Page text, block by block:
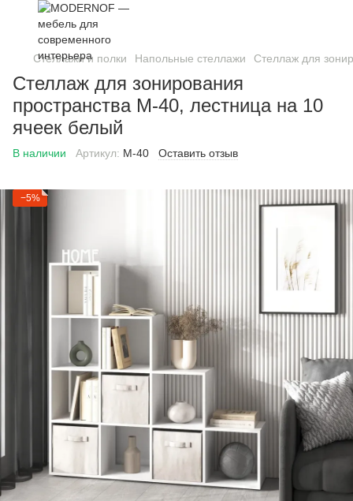
Стеллажи и полки Напольные стеллажи Стеллаж для
Стеллаж для зонирования
пространства M-40, лестница на 10
ячеек белый
В наличии Артикул: М-40 Оставить отзыв
−5%